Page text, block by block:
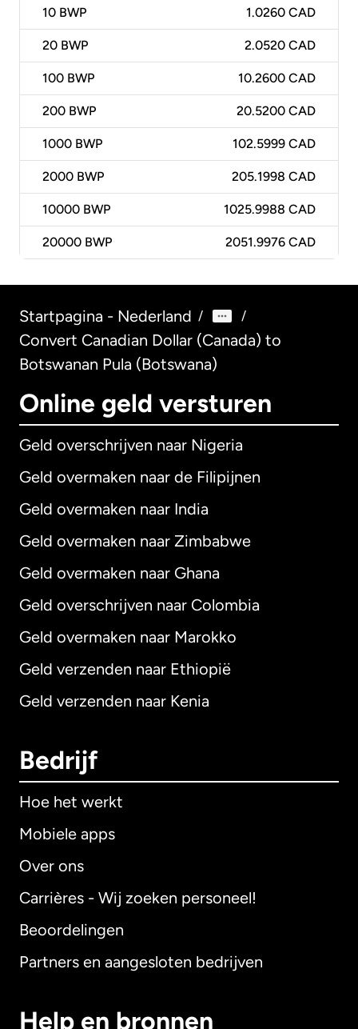
10 BWP 1.0260 CAD
20 BWP 2.0520 CAD
100 BWP 10.2600 CAD
200 BWP 20.5200 CAD
1000 BWP 102.5999 CAD
2000 BWP 205.1998 CAD
10000 BWP 1025.9988 CAD
20000 BWP 2051.9976 CAD
Startpagina - Nederland / /
Convert Canadian Dollar (Canada) to
Botswanan Pula (Botswana)
Online geld versturen
Geld overschrijven naar Nigeria
Geld overmaken naar de Filipijnen
Geld overmaken naar India
Geld overmaken naar Zimbabwe
Geld overmaken naar Ghana
Geld overschrijven naar Colombia
Geld overmaken naar Marokko
Geld verzenden naar Ethiopië
Geld verzenden naar Kenia
Bedrijf
Hoe het werkt
Mobiele apps
Over ons
Carrières - Wij zoeken personeel!
Beoordelingen
Partners en aangesloten bedrijven
Help en bronnen